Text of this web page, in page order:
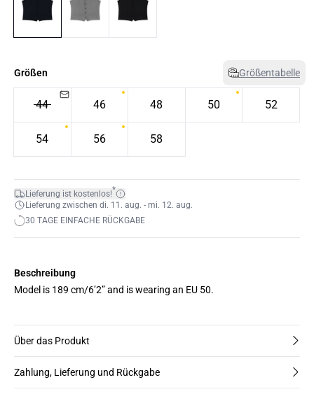
Größen Größentabelle
44 46 48 50 52
54 56 58
Lieferung ist kostenlos!*
Lieferung zwischen di. 11. aug. - mi. 12. aug.
30 TAGE EINFACHE RÜCKGABE
Beschreibung
Model is 189 cm/6’2” and is wearing an EU 50.
Über das Produkt
Zahlung, Lieferung und Rückgabe